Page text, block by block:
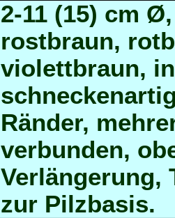
2-11 (15) cm
rostbraun,
violettbraun,
Ränder,
verbunden,
Verlängerung,
zur Pilzbasis.